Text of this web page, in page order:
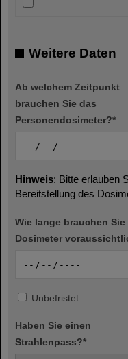
Weitere Daten
Ab welchem Zeitpunkt
brauchen Sie das
Personendosimeter?*
Hinweis: Bitte erlauben
Bereitstellung des
Wie lange brauchen Sie
Dosimeter
Unbefristet
Haben Sie einen
Strahlenpass?*